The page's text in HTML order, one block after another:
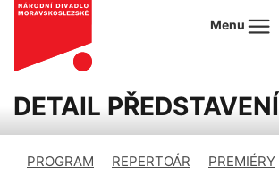
Menu
DETAIL PŘEDSTAVENÍ
PROGRAM REPERTOÁR
PREMIÉRY